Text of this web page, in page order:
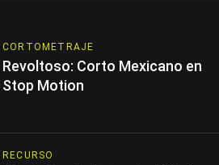
CORTOMETRAJE
Revoltoso: Corto Mexicano en
Stop Motion
RECURSO